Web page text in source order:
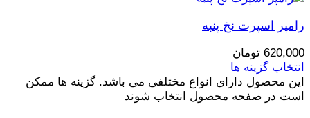
رامپر اسپرت نخ پنبه
620,000 تومان
انتخاب گزینه ها
این محصول دارای انواع مختلفی می باشد. گزینه ها ممکن
است در صفحه محصول انتخاب شوند